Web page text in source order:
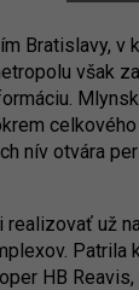
Bratislavy, v
však
nív otvára
už
Patrila
HB